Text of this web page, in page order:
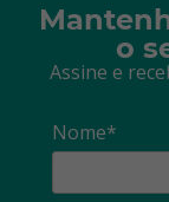
o
Assine e
Nome*